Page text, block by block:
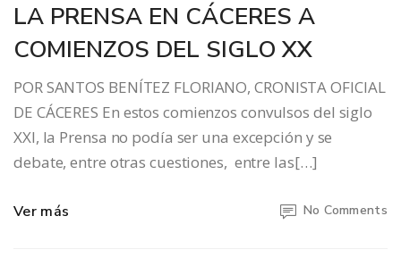
LA PRENSA EN CÁCERES A
COMIENZOS DEL SIGLO XX
POR SANTOS BENÍTEZ FLORIANO, CRONISTA OFICIAL
DE CÁCERES En estos comienzos convulsos del siglo
XXI, la Prensa no podía ser una excepción y se
debate, entre otras cuestiones, entre las[…]
Ver más No Comments